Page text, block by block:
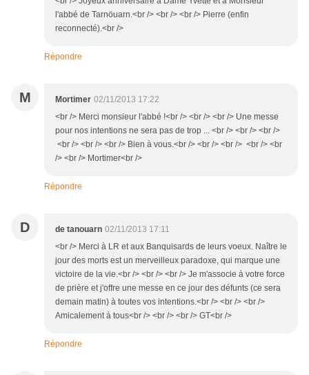
l'abbé de Tarnöuarn.<br /> <br /> <br /> Pierre (enfin
reconnecté).<br />
Répondre
M Mortimer 02/11/2013 17:22
<br /> Merci monsieur l'abbé !<br /> <br /> <br /> Une messe
pour nos intentions ne sera pas de trop ... <br /> <br /> <br />
<br /> <br /> <br /> Bien à vous.<br /> <br /> <br /> <br /> <br
/> <br /> Mortimer<br />
Répondre
D de tanouarn 02/11/2013 17:11
<br /> Merci à LR et aux Banquisards de leurs voeux. Naître le
jour des morts est un merveilleux paradoxe, qui marque une
victoire de la vie.<br /> <br /> <br /> Je m'associe à votre force
de prière et j'offre une messe en ce jour des défunts (ce sera
demain matin) à toutes vos intentions.<br /> <br /> <br />
Amicalement à tous<br /> <br /> <br /> GT<br />
Répondre